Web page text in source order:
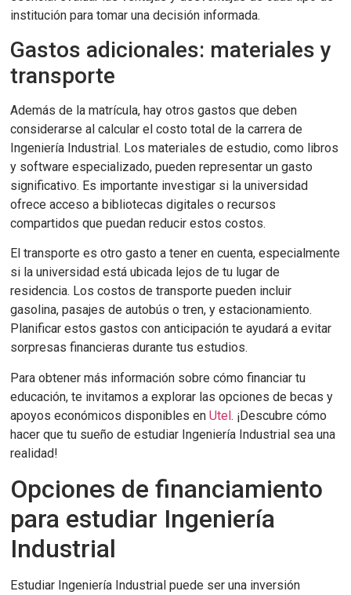
institución para tomar una decisión informada.
Gastos adicionales: materiales y
transporte
Además de la matrícula, hay otros gastos que deben
considerarse al calcular el costo total de la carrera de
Ingeniería Industrial. Los materiales de estudio, como libros
y software especializado, pueden representar un gasto
significativo. Es importante investigar si la universidad
ofrece acceso a bibliotecas digitales o recursos
compartidos que puedan reducir estos costos.
El transporte es otro gasto a tener en cuenta, especialmente
si la universidad está ubicada lejos de tu lugar de
residencia. Los costos de transporte pueden incluir
gasolina, pasajes de autobús o tren, y estacionamiento.
Planificar estos gastos con anticipación te ayudará a evitar
sorpresas financieras durante tus estudios.
Para obtener más información sobre cómo financiar tu
educación, te invitamos a explorar las opciones de becas y
apoyos económicos disponibles enUtel. ¡Descubre cómo
hacer que tu sueño de estudiar Ingeniería Industrial sea una
realidad!
Opciones de financiamiento
para estudiar Ingeniería
Industrial
Estudiar Ingeniería Industrial puede ser una inversión